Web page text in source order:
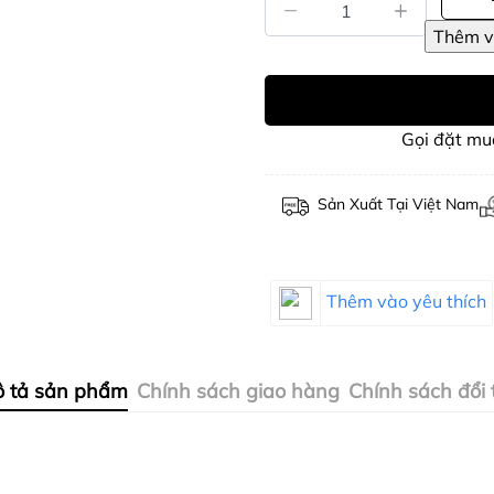
Gọi đặt
Sản Xuất Tại Việt Nam
Thêm vào yêu thích
tả sản phẩm Chính sách giao hàng Chính sách đổi